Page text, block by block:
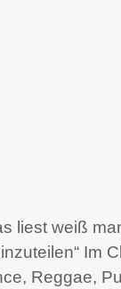
liest weiß
Im
Reggae,